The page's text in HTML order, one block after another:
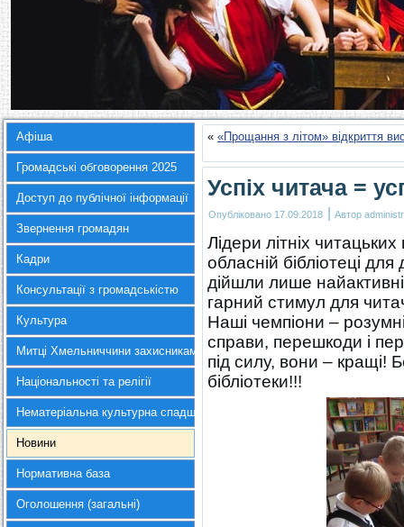
Афіша
Громадські обговорення 2025
Доступ до публічної інформації
Звернення громадян
Кадри
Консультації з громадськістю
Культура
Митці Хмельниччини захисникам України
Національності та релігії
Нематеріальна культурна спадщина
Новини
Нормативна база
Оголошення (загальні)
« «Прощання з літом» відкриття
Успіх читача =
Опубліковано 17.09.2018 | Автор
Лідери літніх
обласній бібліотеці
дійшли лише
гарний стимул для
Наші чемпіони –
справи, перешкоди і
під силу, вони – кращі!
бібліотеки!!!